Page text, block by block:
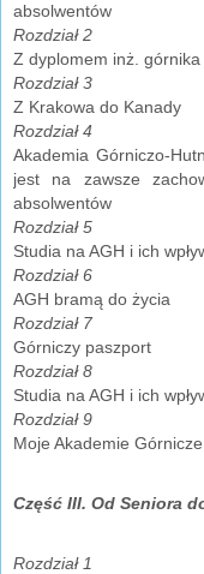
absolwentów
Rozdział 2
Z dyplomem inż.
Rozdział 3
Z Krakowa do Kanady
Rozdział 4
Akademia Górniczo-
jest na zawsze
absolwentów
Rozdział 5
Studia na AGH i ich
Rozdział 6
AGH bramą do życia
Rozdział 7
Górniczy paszport
Rozdział 8
Studia na AGH i ich
Rozdział 9
Moje Akademie Górnicze
Część III. Od Seniora
Rozdział 1